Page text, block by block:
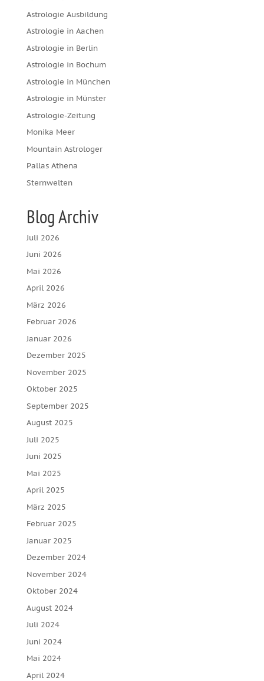
Astrologie Ausbildung
Astrologie in Aachen
Astrologie in Berlin
Astrologie in Bochum
Astrologie in München
Astrologie in Münster
Astrologie-Zeitung
Monika Meer
Mountain Astrologer
Pallas Athena
Sternwelten
Blog Archiv
Juli 2026
Juni 2026
Mai 2026
April 2026
März 2026
Februar 2026
Januar 2026
Dezember 2025
November 2025
Oktober 2025
September 2025
August 2025
Juli 2025
Juni 2025
Mai 2025
April 2025
März 2025
Februar 2025
Januar 2025
Dezember 2024
November 2024
Oktober 2024
August 2024
Juli 2024
Juni 2024
Mai 2024
April 2024